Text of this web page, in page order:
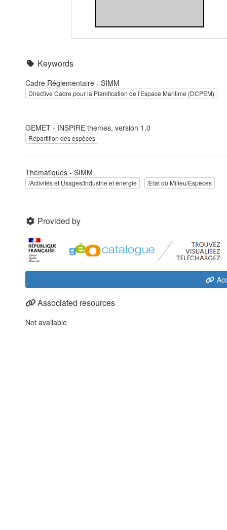
Keywords
Cadre Réglementaire - SIMM
Directive Cadre pour la Planification de l'Espace Maritime (DCPEM)
GEMET - INSPIRE themes, version 1.0
Répartition des espèces
Thématiques - SIMM
/Activités et Usages/Industrie et énergie /Etat du Milieu/Espèces
Provided by
Associated resources
Not available